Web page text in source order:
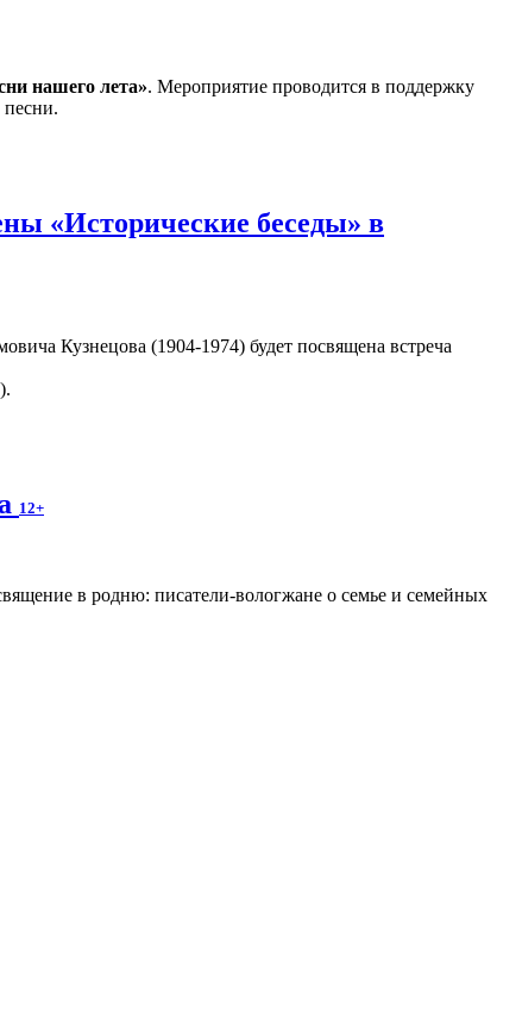
нашего лета». Мероприятие проводится в поддержку
песни.
«Исторические беседы» в
Кузнецова (1904-1974) будет посвящена встреча
12+
в родню: писатели-вологжане о семье и семейных